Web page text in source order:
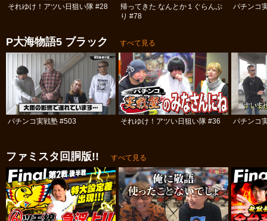
それゆけ！アツい日狙い隊 #28
帰ってきた なんとか１ぐらんぷ
り #78
パチンコ
P大海物語5 ブラック すべて見る
パチンコ実戦塾 #503 それゆけ！アツい日狙い隊 #36 パチンコ
ファミスタ回胴版!! すべて見る